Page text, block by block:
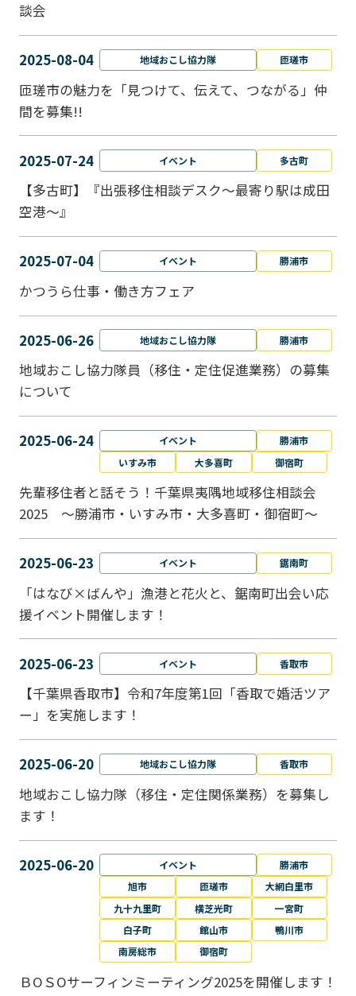
談会
2025-08-04 地域おこし協力隊 匝瑳市
匝瑳市の魅力を「見つけて、伝えて、つながる」仲
間を募集!!
2025-07-24 イベント 多古町
【多古町】『出張移住相談デスク～最寄り駅は成田
空港～』
2025-07-04 イベント 勝浦市
かつうら仕事・働き方フェア
2025-06-26 地域おこし協力隊 勝浦市
地域おこし協力隊員（移住・定住促進業務）の募集
について
2025-06-24 イベント
勝浦市
いすみ市
大多喜町 御宿町
先輩移住者と話そう！千葉県夷隅地域移住相談会
2025 ～勝浦市・いすみ市・大多喜町・御宿町～
2025-06-23 イベント 鋸南町
「はなび×ばんや」漁港と花火と、鋸南町出会い応
援イベント開催します！
2025-06-23 イベント 香取市
【千葉県香取市】令和7年度第1回「香取で婚活ツア
ー」を実施します！
2025-06-20 地域おこし協力隊 香取市
地域おこし協力隊（移住・定住関係業務）を募集し
ます！
2025-06-20 イベント
勝浦市
旭市
匝瑳市
大網白里市
九十九里町
横芝光町
一宮町
白子町
館山市
鴨川市
南房総市
御宿町
ＢОＳОサーフィンミーティング2025を開催します！